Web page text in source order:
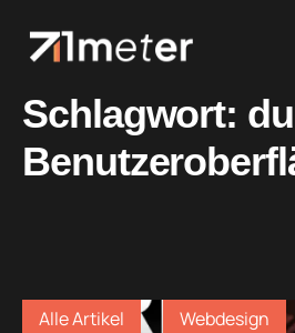
Schlagwort:
Alle Artikel Webdesign